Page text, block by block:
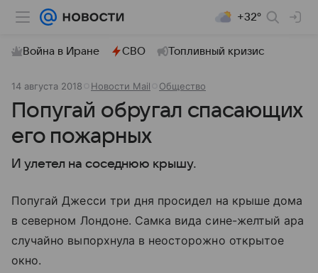
+32°
Война в Иране СВО Топливный кризис
14 августа 2018 Новости Mail Общество
Попугай обругал спасающих
его пожарных
И улетел на соседнюю крышу.
Попугай Джесси три дня просидел на крыше дома
в северном Лондоне. Самка вида сине-желтый ара
случайно выпорхнула в неосторожно открытое
окно.